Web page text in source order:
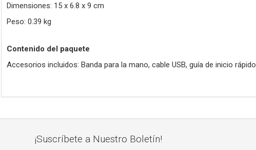
Dimensiones: 15 x 6.8 x 9 cm
Peso: 0.39 kg
Contenido del paquete
Accesorios incluidos: Banda para la mano, cable USB, guía de inicio rápido
¡Suscríbete a Nuestro Boletín!